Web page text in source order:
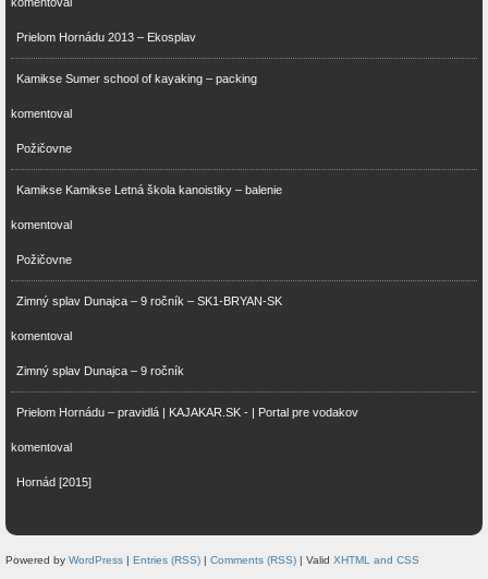
Prielom Hornádu 2013 – Ekosplav
Kamikse Sumer school of kayaking – packing
komentoval
Požičovne
Kamikse Kamikse Letná škola kanoistiky – balenie
komentoval
Požičovne
Zimný splav Dunajca – 9 ročník – SK1-BRYAN-SK
komentoval
Zimný splav Dunajca – 9 ročník
Prielom Hornádu – pravidlá | KAJAKAR.SK - | Portal pre vodakov
komentoval
Hornád [2015]
Powered by WordPress | Entries (RSS) | Comments (RSS) | Valid XHTML and CSS